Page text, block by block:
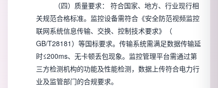
（四）质量要求：符合国家、地方、行业现行相
关规范合格标准。监控设备需符合《安全防范视频监控
联网系统信息传输、交换、控制技术要求》（
GB/T28181）等国标要求。传输系统需满足数据传输延
时≤200ms、无卡顿丢包现象。监控管理平台需通过第
三方检测机构的功能及性能检测，数据上传符合电力行
业及监管部门的合规要求。